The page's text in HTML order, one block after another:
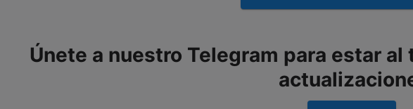
Únete a nuestro Telegram para estar